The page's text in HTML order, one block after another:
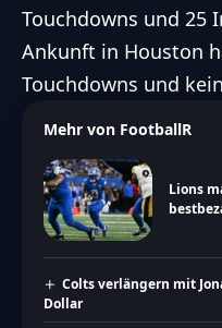
Touchdowns und 25
Ankunft in Houston
Touchdowns und
Mehr von FootballR
Lions
Colts verlängern mit
Dollar